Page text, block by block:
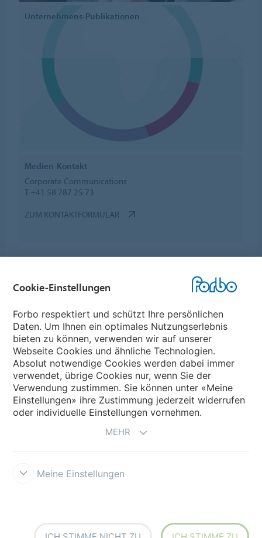
Unternehmens-Publikationen
Medien-Kontakt
Corporate Communications
T +41 58 787 25 73
ZUM KONTAKTFORMULAR
Forbo-Gruppe
Forbo Flooring Systems
Forbo Movement Systems
Cookie-Einstellungen
Forbo respektiert und schützt Ihre persönlichen
Daten. Um Ihnen ein optimales Nutzungserlebnis
bieten zu können, verwenden wir auf unserer
Webseite Cookies und ähnliche Technologien.
Absolut notwendige Cookies werden dabei immer
verwendet, übrige Cookies nur, wenn Sie der
Verwendung zustimmen. Sie können unter «Meine
Einstellungen» ihre Zustimmung jederzeit widerrufen
oder individuelle Einstellungen vornehmen.
MEHR
Meine Einstellungen